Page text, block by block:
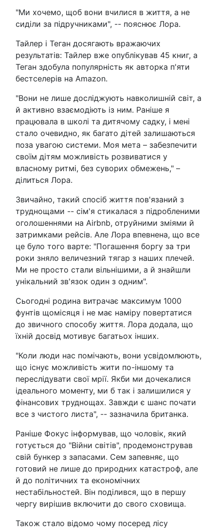
"Ми хочемо, щоб вони вчилися в життя, а не
сиділи за підручниками", -- пояснює Лора.
Тайлер і Теган досягають вражаючих
результатів: Тайлер вже опублікував 45 книг, а
Теган здобула популярність як авторка п'яти
бестселерів на Amazon.
"Вони не лише досліджують навколишній світ, а
й активно взаємодіють із ним. Раніше я
працювала в школі та дитячому садку, і мені
стало очевидно, як багато дітей залишаються
поза увагою системи. Моя мета – забезпечити
своїм дітям можливість розвиватися у
власному ритмі, без суворих обмежень," –
ділиться Лора.
Звичайно, такий спосіб життя пов'язаний з
труднощами -- сім'я стикалася з підробленими
оголошеннями на Airbnb, отруйними зміями й
затримками рейсів. Але Лора впевнена, що все
це було того варте: "Погашення боргу за три
роки зняло величезний тягар з наших плечей.
Ми не просто стали вільнішими, а й знайшли
унікальний зв'язок один з одним".
Сьогодні родина витрачає максимум 1000
фунтів щомісяця і не має наміру повертатися
до звичного способу життя. Лора додала, що
їхній досвід мотивує багатьох інших.
"Коли люди нас помічають, вони усвідомлюють,
що існує можливість жити по-іншому та
переслідувати свої мрії. Якби ми дочекалися
ідеального моменту, ми б так і залишилися у
фінансових труднощах. Завжди є шанс почати
все з чистого листа", -- зазначила британка.
Раніше Фокус інформував, що чоловік, який
готується до "Війни світів", продемонстрував
свій бункер з запасами. Сем запевняє, що
готовий не лише до природних катастроф, але
й до політичних та економічних
нестабільностей. Він поділився, що в першу
чергу вирішив включити до свого сховища.
Також стало відомо чому посеред лісу